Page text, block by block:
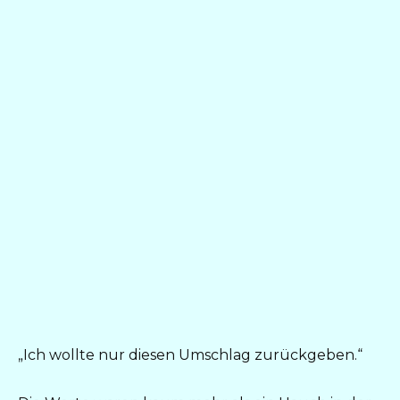
„Ich wollte nur diesen Umschlag zurückgeben.“